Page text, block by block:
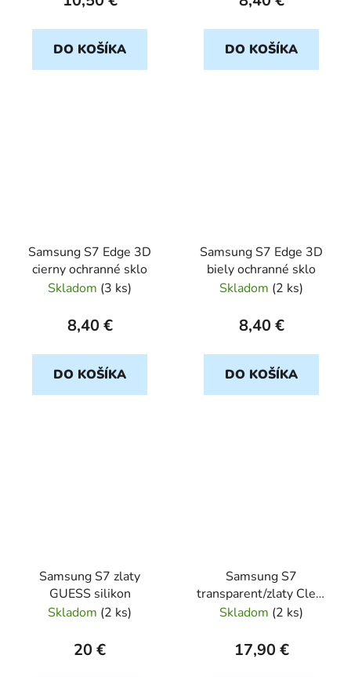
DO KOŠÍKA DO KOŠÍKA
Samsung S7 Edge 3D
cierny ochranné sklo
Skladom (3 ks)
8,40 €
DO KOŠÍKA
Samsung S7 Edge 3D
biely ochranné sklo
Skladom (2 ks)
8,40 €
DO KOŠÍKA
Samsung S7 zlaty
GUESS silikon
Skladom (2 ks)
20 €
Samsung S7
transparent/zlaty Clear
Orig HC
Skladom (2 ks)
17,90 €